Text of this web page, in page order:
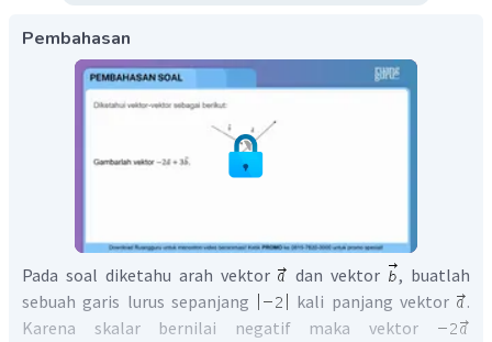
Pembahasan
Pada soal diketahu arah vektor dan vektor
, buatlah
sebuah garis lurus sepanjang
kali panjang vektor
.
Karena skalar bernilai negatif maka vektor